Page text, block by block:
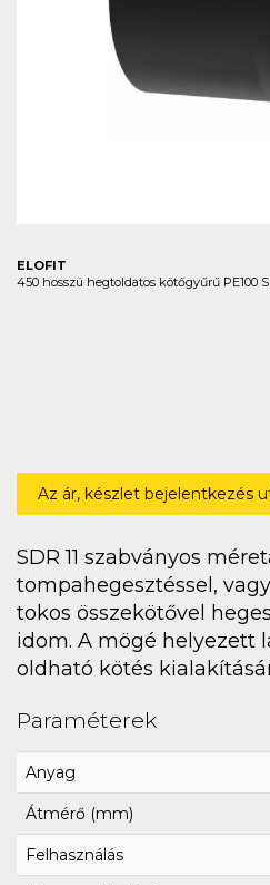
ELOFIT
450 hosszú hegtoldatos kötőgyűrű PE100
Az ár, készlet bejelentkezés
SDR 11 szabványos
tompahegesztéssel,
tokos összekötővel
idom. A mögé helyezett
oldható kötés
Paraméterek
Anyag
Átmérő (mm)
Felhasználás